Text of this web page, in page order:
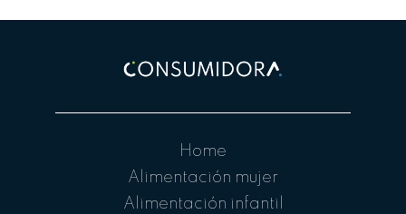
Home
Alimentación mujer
Alimentación infantil